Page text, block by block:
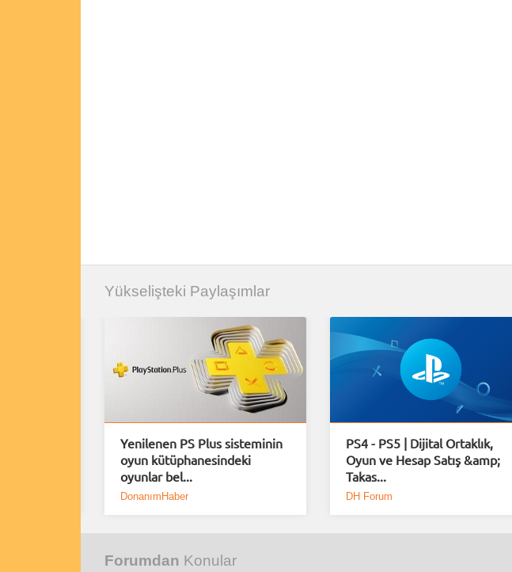
Yükselişteki Paylaşımlar
Yenilenen PS Plus sisteminin
oyun kütüphanesindeki
oyunlar bel...
DonanımHaber
PS4 - PS5 | Dijital Ortaklık,
Oyun ve Hesap Satış &amp;
Takas...
DH Forum
Forumdan Konular